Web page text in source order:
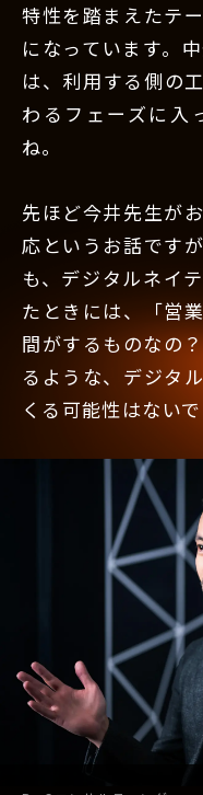
特性を踏まえたテ
になっています。
は、利用する側の
わるフェーズに入
ね。
先ほど今井先生が
応というお話です
も、デジタルネイ
たときには、「営
間がするものなの
るような、デジタ
くる可能性はないで